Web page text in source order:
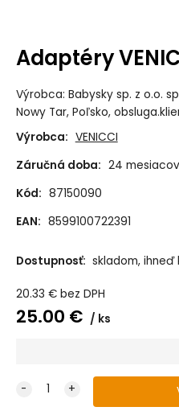
Adaptéry
Výrobca: Babysky sp. z o.o.
Nowy Tar, Poľsko,
Výrobca: VENICCI
Záručná doba: 24 mesiacov
Kód: 87150090
EAN: 8599100722391
Dostupnosť: skladom, ihneď
20.33 € bez DPH
25.00 € ks